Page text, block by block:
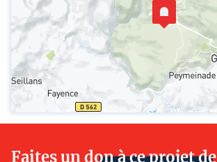
Faites un don à ce projet de